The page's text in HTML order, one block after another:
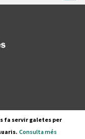
fa servir galetes per
Consulta més